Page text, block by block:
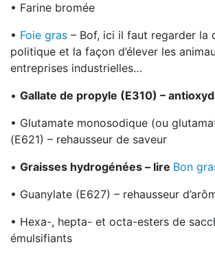
• Farine bromée
• Foie gras – Bof, ici il faut regarder la
politique et la façon d’élever les
entreprises industrielles…
• Gallate de propyle (E310) –
• Glutamate monosodique (ou
(E621) – rehausseur de saveur
• Graisses hydrogénées – lire Bon
• Guanylate (E627) – rehausseur
• Hexa-, hepta- et octa-esters de
émulsifiants